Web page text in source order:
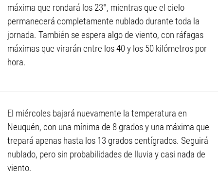
máxima que rondará los 23°, mientras que el cielo
permanecerá completamente nublado durante toda la
jornada. También se espera algo de viento, con ráfagas
máximas que virarán entre los 40 y los 50 kilómetros por
hora.
El miércoles bajará nuevamente la temperatura en
Neuquén, con una mínima de 8 grados y una máxima que
trepará apenas hasta los 13 grados centígrados. Seguirá
nublado, pero sin probabilidades de lluvia y casi nada de
viento.